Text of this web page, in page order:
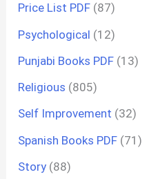
Price List PDF (87)
Psychological (12)
Punjabi Books PDF (13)
Religious (805)
Self Improvement (32)
Spanish Books PDF (71)
Story (88)